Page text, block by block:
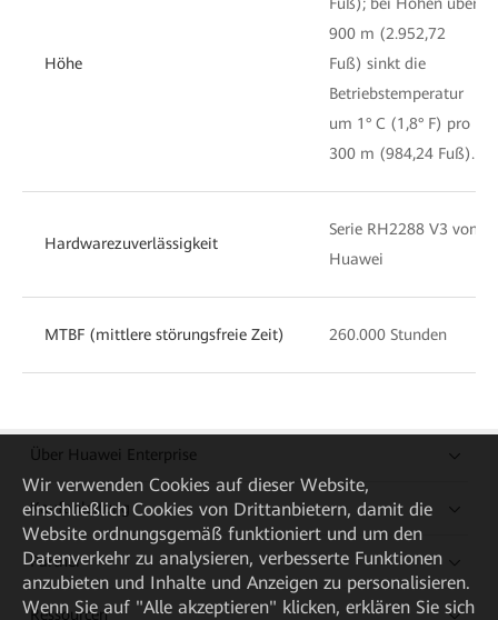
Höhe
900 m (2.952,72
Fuß) sinkt die
Betriebstemperatur
um 1° C (1,8° F) pro
300 m (984,24 Fuß).
Hardwarezuverlässigkeit
Serie RH2288 V3 von
Huawei
MTBF (mittlere störungsfreie Zeit) 260.000 Stunden
Über Huawei Enterprise
Kaufanleitung
Partner
Ressourcen
Wir verwenden Cookies auf dieser Website,
einschließlich Cookies von Drittanbietern, damit die
Website ordnungsgemäß funktioniert und um den
Datenverkehr zu analysieren, verbesserte Funktionen
anzubieten und Inhalte und Anzeigen zu personalisieren.
Wenn Sie auf "Alle akzeptieren" klicken, erklären Sie sich